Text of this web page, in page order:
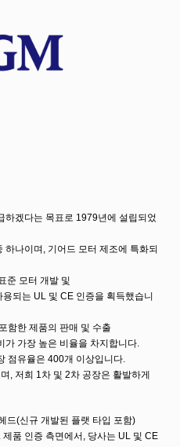
하겠다는 목표로 1979년에 설립되었
나이며, 기어드 모터 제조에 특화되
준 모터 개발 및
되는 UL 및 CE 인증을 획득했습니
함한 제품의 판매 및 수출
가 가장 높은 비율을 차지합니다.
점유율은 400개 이상입니다.
, 저희 1차 및 2차 공장은 활발하게
드(신규 개발된 플랫 타입 포함)
품 인증 측면에서, 당사는 UL 및 CE